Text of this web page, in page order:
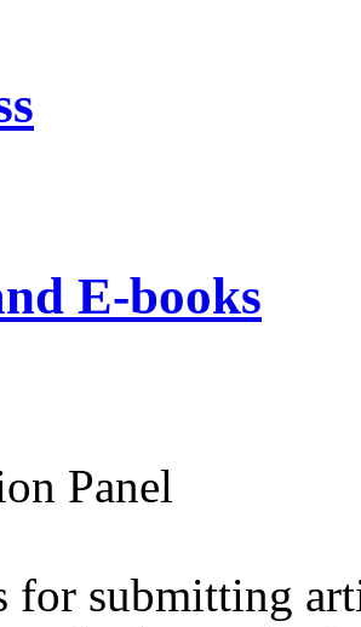
E-books
Panel
for submitting